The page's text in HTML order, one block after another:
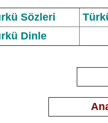
Sözleri
Dinle